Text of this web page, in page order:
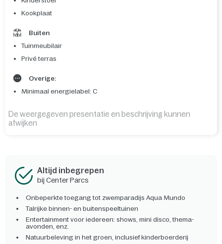
Kookplaat
Buiten
Tuinmeubilair
Privé terras
Overige:
Minimaal energielabel: C
De weergegeven presentatie en beschrijving kunnen
afwijken
Altijd inbegrepen
bij Center Parcs
Onbeperkte toegang tot zwemparadijs Aqua Mundo
Talrijke binnen- en buitenspeeltuinen
Entertainment voor iedereen: shows, mini disco, thema-
avonden, enz.
Natuurbeleving in het groen, inclusief kinderboerderij